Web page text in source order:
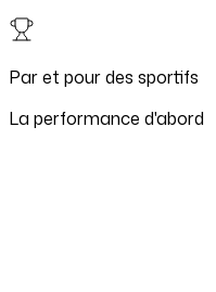
Par et pour des sportifs
La performance d'abord